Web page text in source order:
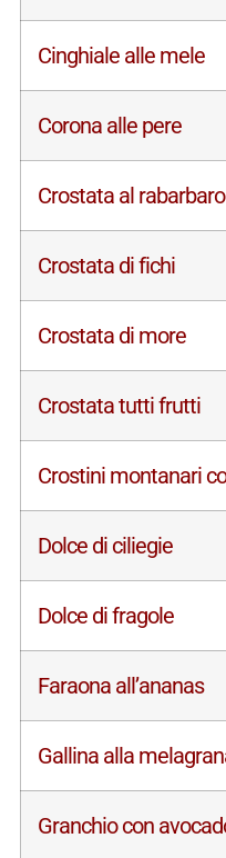
Cinghiale alle mele
Corona alle pere
Crostata al rabarbaro
Crostata di fichi
Crostata di more
Crostata tutti frutti
Crostini montanari
Dolce di ciliegie
Dolce di fragole
Faraona all’ananas
Gallina alla
Granchio con